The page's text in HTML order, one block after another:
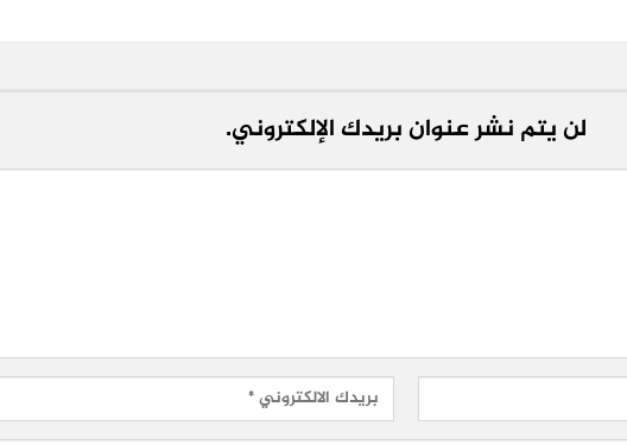
لن يتم نشر عنوان بريدك الإلكتروني.